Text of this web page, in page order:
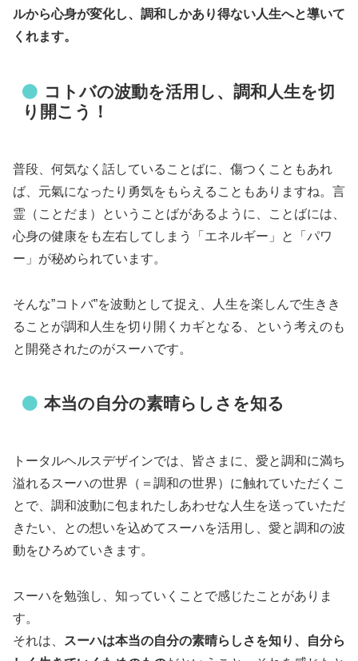
ルから心身が変化し、調和しかあり得ない人生へと導いて
くれます。
コトバの波動を活用し、調和人生を切
り開こう！
普段、何気なく話していることばに、傷つくこともあれ
ば、元氣になったり勇気をもらえることもありますね。言
霊（ことだま）ということばがあるように、ことばには、
心身の健康をも左右してしまう「エネルギー」と「パワ
ー」が秘められています。
そんな”コトバ”を波動として捉え、人生を楽しんで生きき
ることが調和人生を切り開くカギとなる、という考えのも
と開発されたのがスーハです。
本当の自分の素晴らしさを知る
トータルヘルスデザインでは、皆さまに、愛と調和に満ち
溢れるスーハの世界（＝調和の世界）に触れていただくこ
とで、調和波動に包まれたしあわせな人生を送っていただ
きたい、との想いを込めてスーハを活用し、愛と調和の波
動をひろめていきます。
スーハを勉強し、知っていくことで感じたことがありま
す。
それは、
スーハは本当の自分の素晴らしさを知り、自分ら